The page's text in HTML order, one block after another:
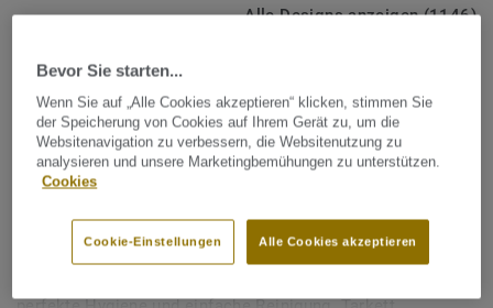
Alle Designs anzeigen (1146)
Tarkett Zubehör Komplettsortiment
Schweißschnur für PVC-Böden
- Unicoloured LIGHT BLUE
0939
zweier PVC-Bahnen verwendet und sorgen für eine
Bevor Sie starten...
Wenn Sie auf „Alle Cookies akzeptieren“ klicken, stimmen Sie
der Speicherung von Cookies auf Ihrem Gerät zu, um die
Websitenavigation zu verbessern, die Websitenutzung zu
analysieren und unsere Marketingbemühungen zu unterstützen.
Cookies
Alle Cookies akzeptieren
Cookie-Einstellungen